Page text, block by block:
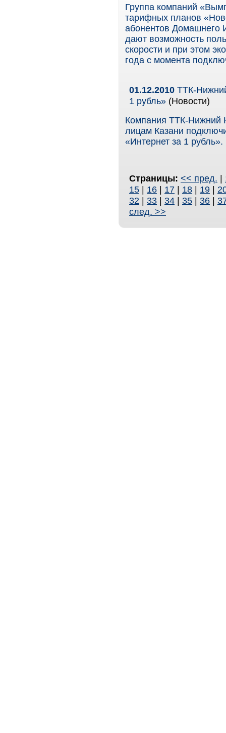
Группа компаний
тарифных планов
абонентов Домашнего
дают возможность
скорости и при этом
года с момента
01.12.2010 ТТК-
1 рубль» (Новости)
Компания ТТК-Нижний
лицам Казани
«Интернет за 1 рубль».
Страницы: << пред. |
15 | 16 | 17 | 18 | 19 |
32 | 33 | 34 | 35 | 36 |
след. >>